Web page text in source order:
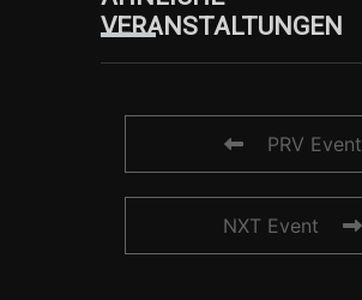
VERANSTALTUNGEN
PRV Event
NXT Event